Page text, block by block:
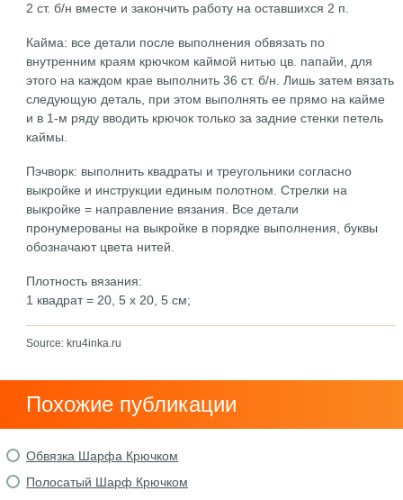
2 ст. б/н вместе и закончить работу на оставшихся 2 п.
Кайма: все детали после выполнения обвязать по
внутренним краям крючком каймой нитью цв. папайи, для
этого на каждом крае выполнить 36 ст. б/н. Лишь затем вязать
следующую деталь, при этом выполнять ее прямо на кайме
и в 1-м ряду вводить крючок только за задние стенки петель
каймы.
Пэчворк: выполнить квадраты и треугольники согласно
выкройке и инструкции единым полотном. Стрелки на
выкройке = направление вязания. Все детали
пронумерованы на выкройке в порядке выполнения, буквы
обозначают цвета нитей.
Плотность вязания:
1 квадрат = 20, 5 х 20, 5 см;
Source: kru4inka.ru
Похожие публикации
Обвязка Шарфа Крючком
Полосатый Шарф Крючком